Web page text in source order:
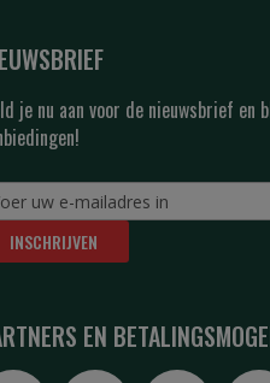
je nu aan voor de nieuwsbrief
INSCHRIJVEN
EN